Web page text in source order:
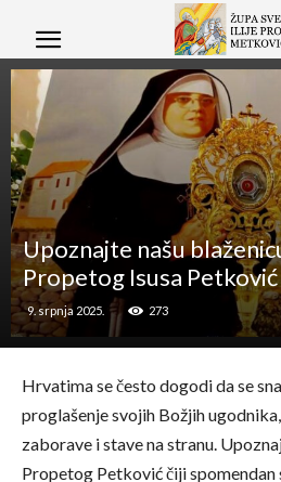
Upoznajte našu
Propetog Isusa Petković
9. srpnja 2025. 273
Hrvatima se često dogodi da se
proglašenje svojih Božjih
zaborave i stave na stranu.
Propetog Petković čiji spomendan